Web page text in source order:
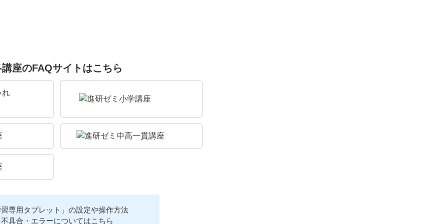
座のFAQサイトはこちら
専用タブレット」の設定や操作方法
不具合・エラーについてはこちら